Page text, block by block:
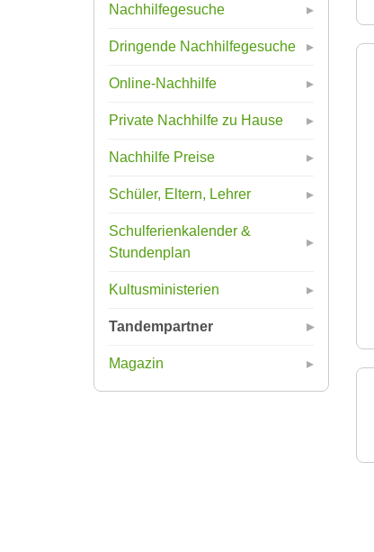
Nachhilfegesuche
Dringende Nachhilfegesuche
Online-Nachhilfe
Private Nachhilfe zu Hause
Nachhilfe Preise
Schüler, Eltern, Lehrer
Schulferienkalender &
Stundenplan
Kultusministerien
Tandempartner
Magazin